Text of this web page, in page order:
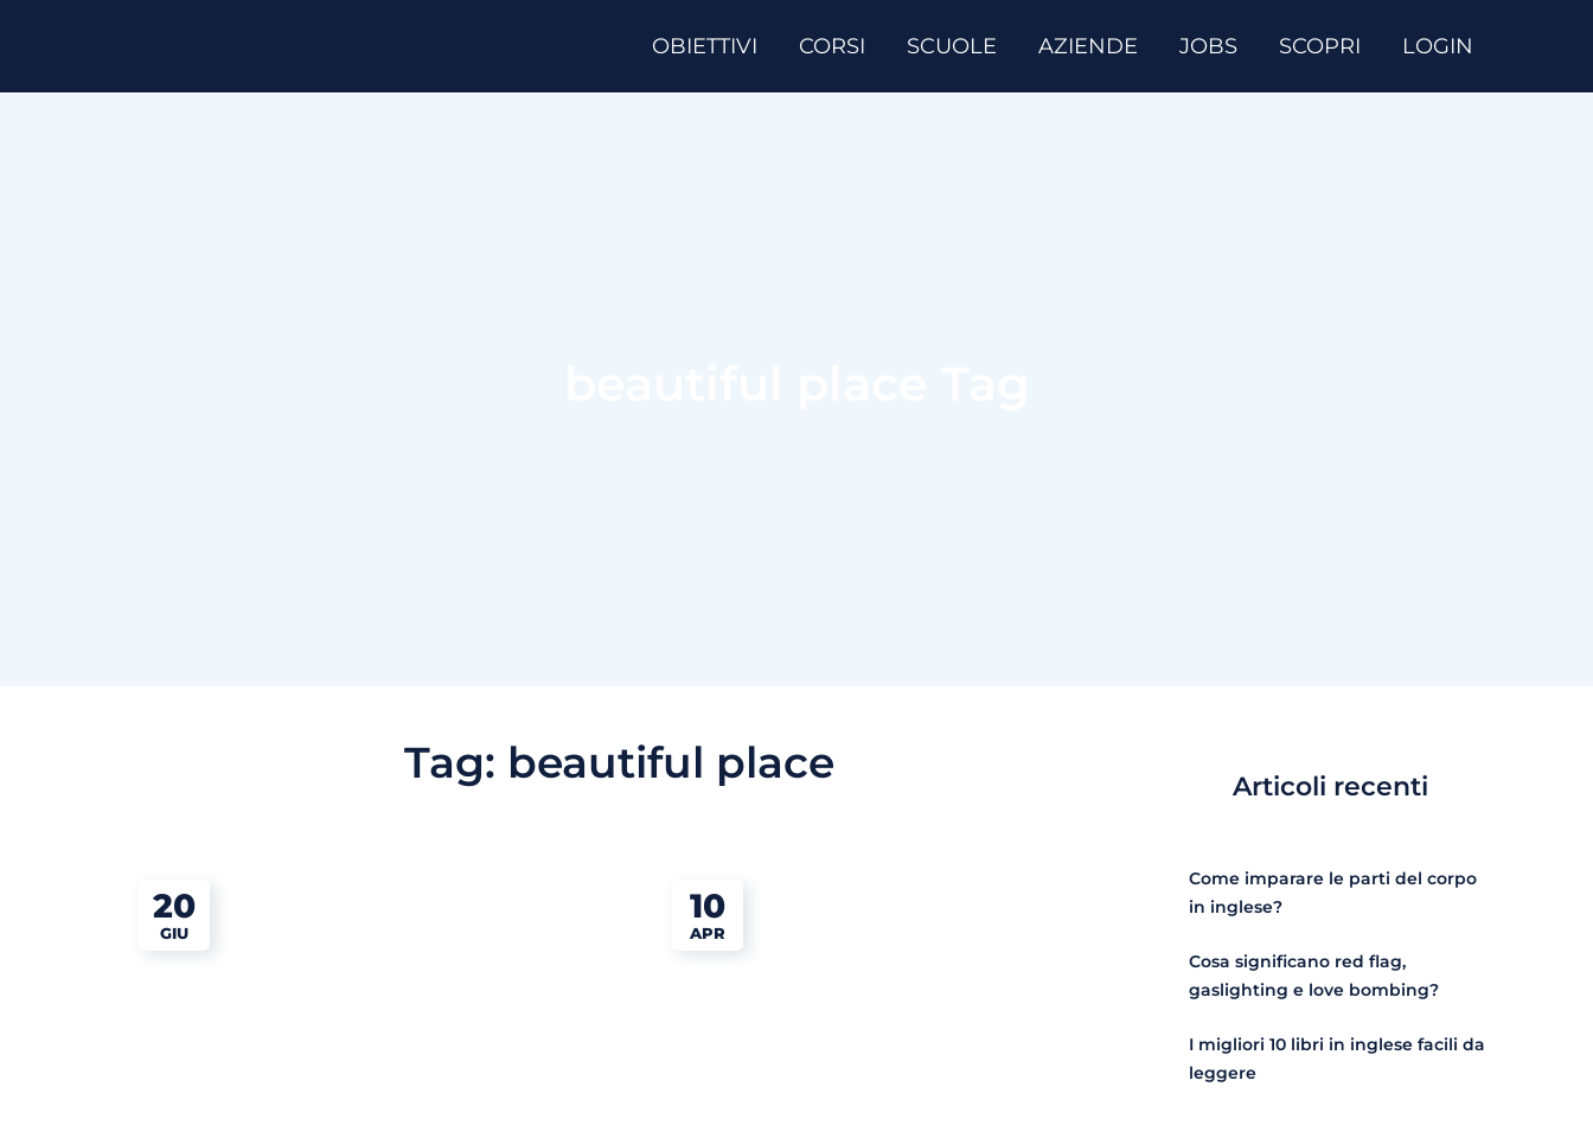
OBIETTIVI CORSI SCUOLE AZIENDE JOBS SCOPRI LOGIN
Tag: beautiful place
20
GIU
10
APR
Articoli recenti
Come imparare le parti del corpo
in inglese?
Cosa significano red flag,
gaslighting e love bombing?
I migliori 10 libri in inglese facili da
leggere